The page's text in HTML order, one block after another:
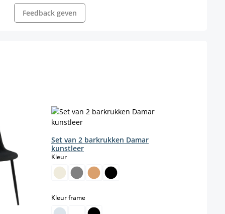
Feedback geven
Set van 2 barkrukken Damar
kunstleer
Kleurselect
Kleur frameselect